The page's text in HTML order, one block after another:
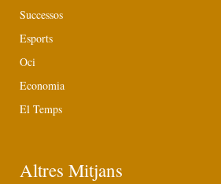
Successos
Esports
Oci
Economia
El Temps
Altres Mitjans